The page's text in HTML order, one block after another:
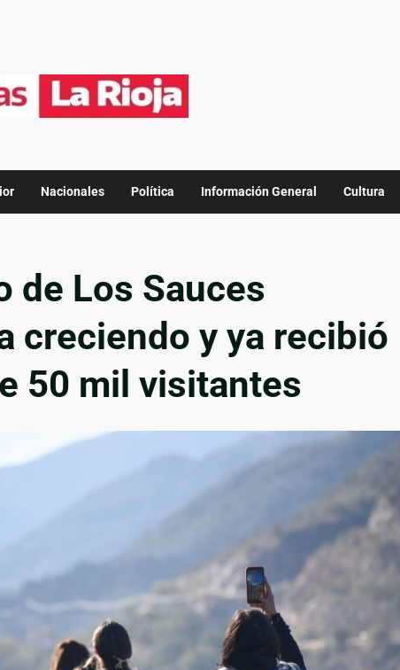
Nacionales Política Información General Cultura
de Los Sauces
creciendo y ya recibió
50 mil visitantes